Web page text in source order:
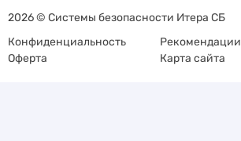
2026 © Системы безопасности Итера СБ
Конфиденциальность
Рекомендации
Оферта
Карта сайта